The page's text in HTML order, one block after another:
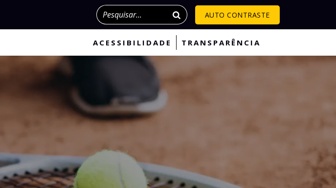
Pesquisar AUTO CONTRASTE
ACESSIBILIDADE TRANSPARÊNCIA